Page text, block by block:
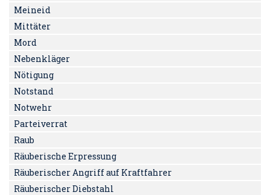
Meineid
Mittäter
Mord
Nebenkläger
Nötigung
Notstand
Notwehr
Parteiverrat
Raub
Räuberische Erpressung
Räuberischer Angriff auf Kraftfahrer
Räuberischer Diebstahl